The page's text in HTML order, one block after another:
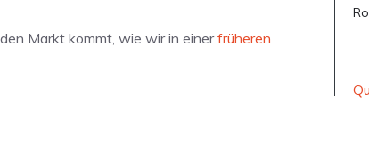
Markt kommt, wie wir in einerfrüheren